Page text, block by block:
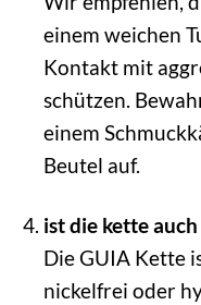
einem weichen
Kontakt mit
schützen.
einem
Beutel auf.
ist die kette
Die GUIA Kette
nickelfrei oder